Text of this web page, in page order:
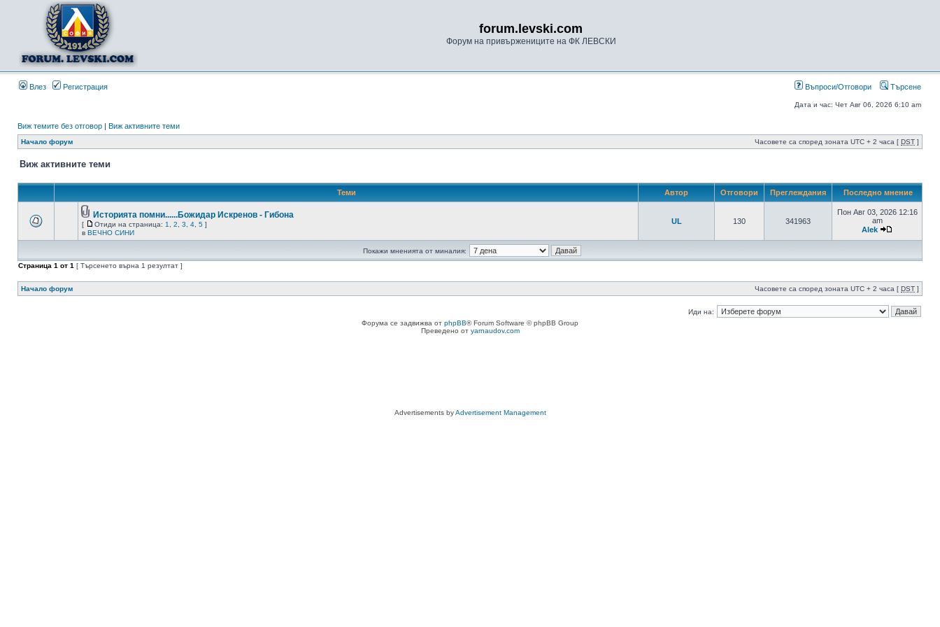
forum.levski.com
Форум на привържениците на ФК ЛЕВСКИ
Влез Регистрация Въпроси/Отговори Търсене
Дата и час: Чет Авг 06, 2026 6:10 am
Виж темите без отговор | Виж активните теми
Начало форум Часовете са според зоната UTC + 2 часа [ DST ]
Виж активните теми
Теми Автор Отговори Преглеждания Последно мнение
Историята помни......Божидар Искренов - Гибона
[ Отиди на страница: 1 2 3 4 5 ]
в ВЕЧНО СИНИ
UL 130 341963
Пон Авг 03, 2026 12:16
am
Alek
Покажи мненията от миналия:
Страница 1 от 1 [ Търсенето върна 1 резултат ]
Начало форум Часовете са според зоната UTC + 2 часа [ DST ]
Иди на:
Форума се задвижва от phpBB® Forum Software © phpBB Group
Преведено от yarnaudov.com
Advertisements byAdvertisement Management